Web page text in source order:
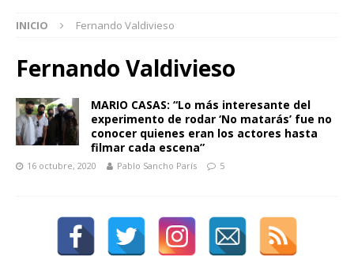
INICIO Fernando Valdivieso
Fernando Valdivieso
MARIO CASAS: “Lo más interesante del
experimento de rodar ‘No matarás’ fue no
conocer quienes eran los actores hasta
filmar cada escena”
16 octubre, 2020 Pablo Sancho París 5